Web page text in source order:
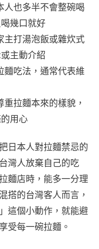
也多半不會整碗喝
幾口就好
打湯泡飯或雜炊式
主動介紹
吃法，通常代表維
拉麵本來的樣貌，
用心
日本人對拉麵禁忌的
灣人放棄自己的吃
麵店時，能多一分理
搭的台灣客人而言，
這個小動作，就能避
受每一碗拉麵。